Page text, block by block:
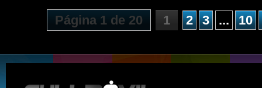
Página 1 de 20 1 2 3 ... 10